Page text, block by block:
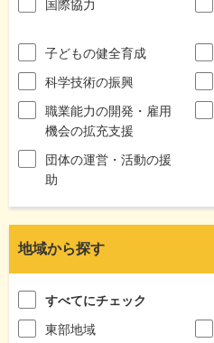
国際協力
子どもの健全育成
科学技術の振興
職業能力の開発・雇用
機会の拡充支援
団体の運営・活動の援
助
地域から探す
すべてにチェック
東部地域